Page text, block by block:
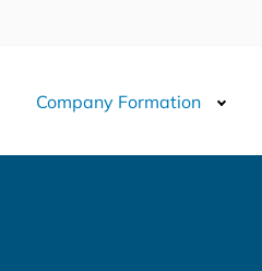
Company Formation